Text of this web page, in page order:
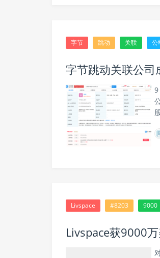
字节 跳动 关联 公
字节跳动关联公
9
Livspace #8203 9000
Livspace​获9000